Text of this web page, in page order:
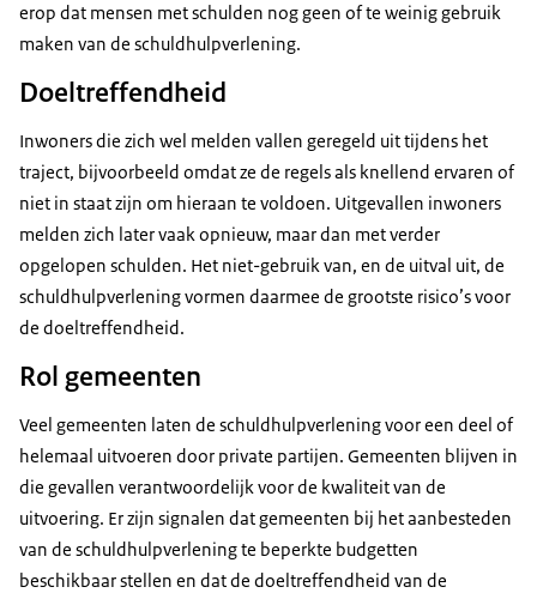
erop dat mensen met schulden nog geen of te weinig gebruik
maken van de schuldhulpverlening.
Doeltreffendheid
Inwoners die zich wel melden vallen geregeld uit tijdens het
traject, bijvoorbeeld omdat ze de regels als knellend ervaren of
niet in staat zijn om hieraan te voldoen. Uitgevallen inwoners
melden zich later vaak opnieuw, maar dan met verder
opgelopen schulden. Het niet-gebruik van, en de uitval uit, de
schuldhulpverlening vormen daarmee de grootste risico’s voor
de doeltreffendheid.
Rol gemeenten
Veel gemeenten laten de schuldhulpverlening voor een deel of
helemaal uitvoeren door private partijen. Gemeenten blijven in
die gevallen verantwoordelijk voor de kwaliteit van de
uitvoering. Er zijn signalen dat gemeenten bij het aanbesteden
van de schuldhulpverlening te beperkte budgetten
beschikbaar stellen en dat de doeltreffendheid van de